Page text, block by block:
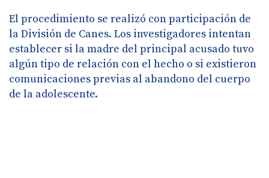
El procedimiento se realizó con participación de
la División de Canes. Los investigadores intentan
establecer si la madre del principal acusado tuvo
algún tipo de relación con el hecho o si existieron
comunicaciones previas al abandono del cuerpo
de la adolescente.